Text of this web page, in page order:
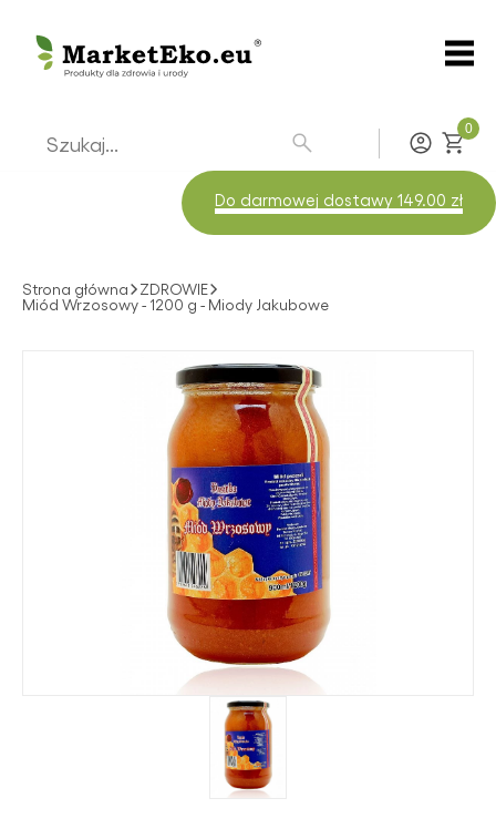
Zaloguj
0
Do darmowej dostawy 149.00 zł
Strona główna
ZDROWIE
Miód Wrzosowy - 1200 g - Miody Jakubowe